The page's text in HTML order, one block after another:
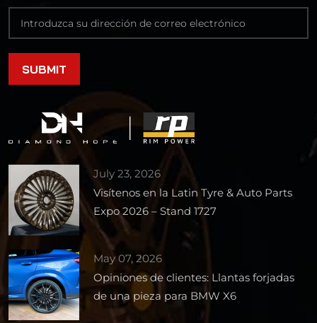
July 23, 2026
Visítenos en la Latin Tyre & Auto Parts
Expo 2026 – Stand 1727
May 07, 2026
Opiniones de clientes: Llantas forjadas
de una pieza para BMW X6